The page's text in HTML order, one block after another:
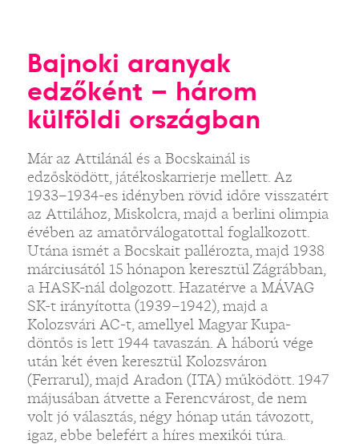
Bajnoki aranyak
edzőként – három
külföldi országban
Már az Attilánál és a Bocskainál is
edzősködött, játékoskarrierje mellett. Az
1933–1934-es idényben rövid időre visszatért
az Attilához, Miskolcra, majd a berlini olimpia
évében az amatőrválogatottal foglalkozott.
Utána ismét a Bocskait pallérozta, majd 1938
márciusától 15 hónapon keresztül Zágrábban,
a HASK-nál dolgozott. Hazatérve a MÁVAG
SK-t irányította (1939–1942), majd a
Kolozsvári AC-t, amellyel Magyar Kupa-
döntős is lett 1944 tavaszán. A háború vége
után két éven keresztül Kolozsváron
(Ferrarul), majd Aradon (ITA) működött. 1947
májusában átvette a Ferencvárost, de nem
volt jó választás, négy hónap után távozott,
igaz, ebbe belefért a híres mexikói túra.